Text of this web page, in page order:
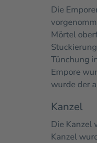
Die
Mörtel
Tünchung
Empore
wurde der
Kanzel
Die Kanzel
Kanzel